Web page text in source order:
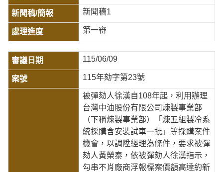
新聞稿1
第一審
115/06/09
115年劾字第23號
被彈劾人徐漢自108年起，利用辦理
台灣中油股份有限公司煉製事業部
（下稱煉製事業部）「煉五組製冷系
統採購含安裝試車一批」等採購案件
機會，以調陞經理為條件，要求被彈
劾人黃榮泰，依被彈劾人徐漢指示，
勾串不肖廠商浮報標案價額高達約新